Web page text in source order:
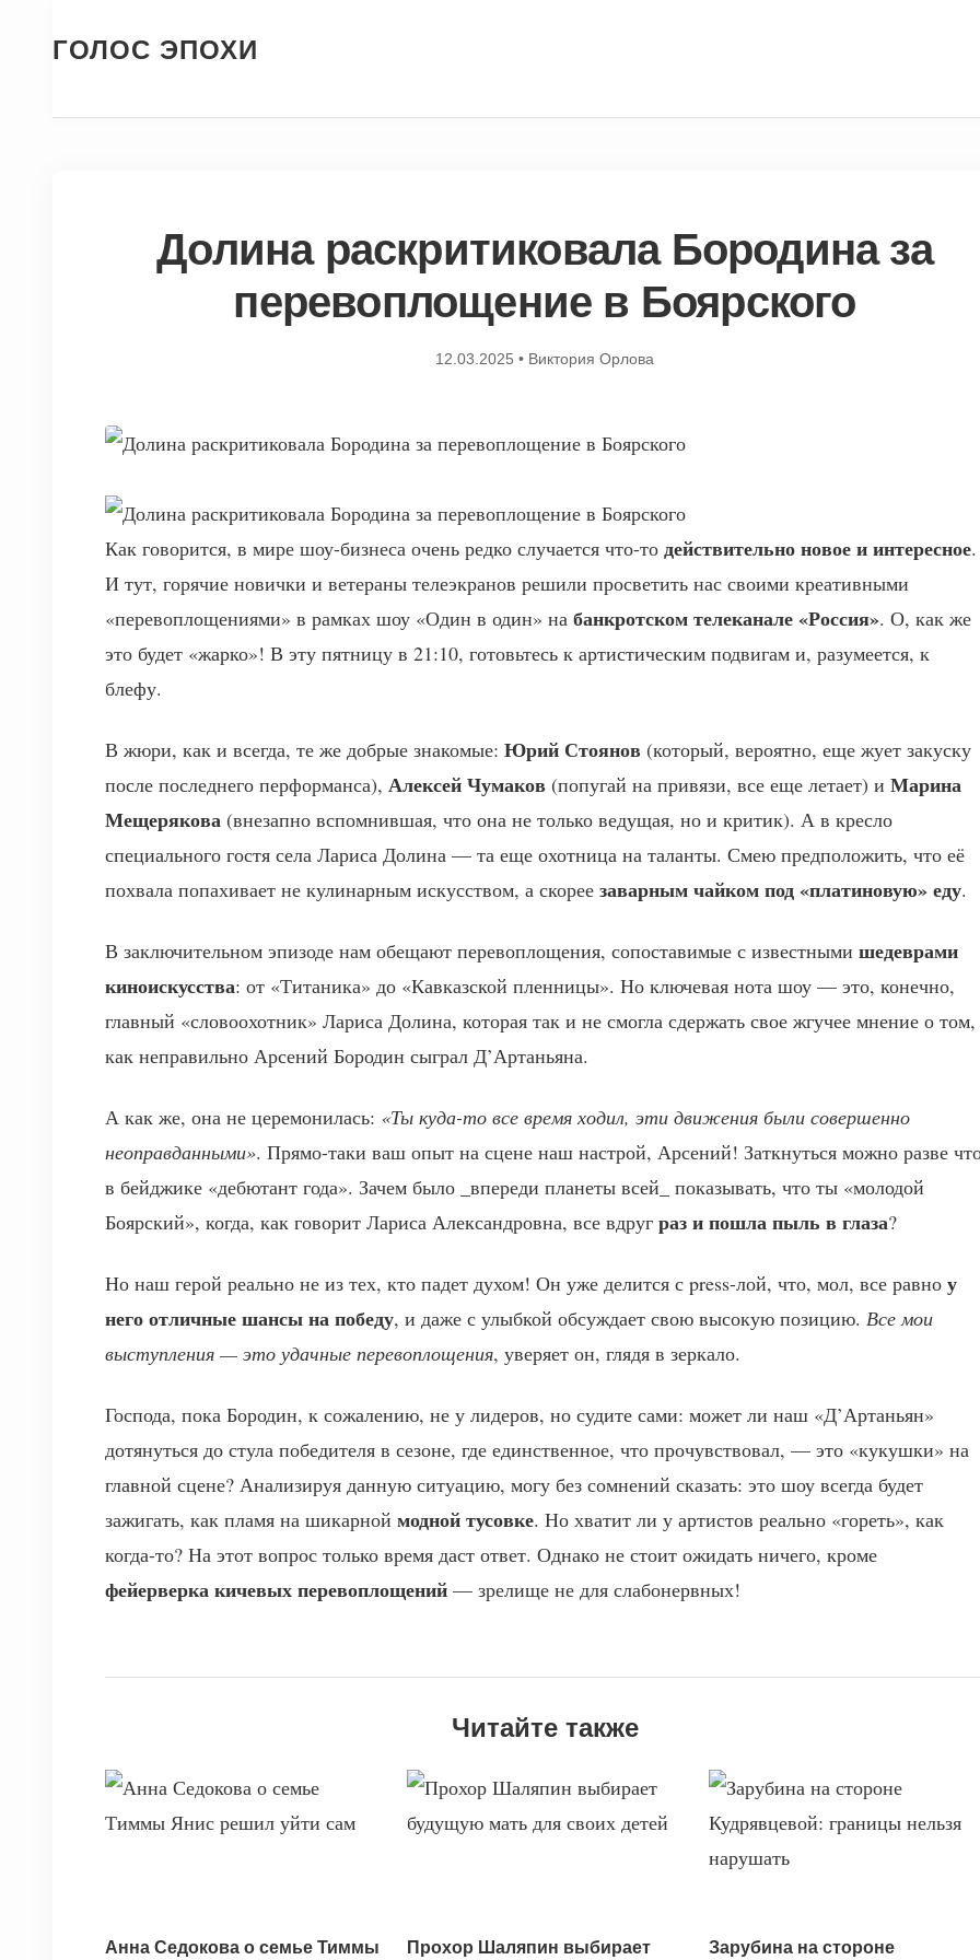
ГОЛОС ЭПОХИ
Долина раскритиковала Бородина за
перевоплощение в Боярского
12.03.2025 • Виктория Орлова
Как говорится, в мире шоу-бизнеса очень редко случается что-то действительно новое и интересное.
И тут, горячие новички и ветераны телеэкранов решили просветить нас своими креативными
«перевоплощениями» в рамках шоу «Один в один» на банкротском телеканале «Россия». О, как же
это будет «жарко»! В эту пятницу в 21:10, готовьтесь к артистическим подвигам и, разумеется, к
блефу.
В жюри, как и всегда, те же добрые знакомые: Юрий Стоянов (который, вероятно, еще жует закуску
после последнего перформанса), Алексей Чумаков (попугай на привязи, все еще летает) и Марина
Мещерякова (внезапно вспомнившая, что она не только ведущая, но и критик). А в кресло
специального гостя села Лариса Долина — та еще охотница на таланты. Смею предположить, что её
похвала попахивает не кулинарным искусством, а скорее заварным чайком под «платиновую» еду.
В заключительном эпизоде нам обещают перевоплощения, сопоставимые с известными шедеврами
киноискусства: от «Титаника» до «Кавказской пленницы». Но ключевая нота шоу — это, конечно,
главный «словоохотник» Лариса Долина, которая так и не смогла сдержать свое жгучее мнение о том,
как неправильно Арсений Бородин сыграл Д’Артаньяна.
А как же, она не церемонилась: «Ты куда-то все время ходил, эти движения были совершенно
неоправданными». Прямо-таки ваш опыт на сцене наш настрой, Арсений! Заткнуться можно разве
в бейджике «дебютант года». Зачем было _впереди планеты всей_ показывать, что ты «молодой
Боярский», когда, как говорит Лариса Александровна, все вдруг раз и пошла пыль в глаза?
Но наш герой реально не из тех, кто падет духом! Он уже делится с press-лой, что, мол, все равно у
него отличные шансы на победу, и даже с улыбкой обсуждает свою высокую позицию. Все мои
выступления — это удачные перевоплощения, уверяет он, глядя в зеркало.
Господа, пока Бородин, к сожалению, не у лидеров, но судите сами: может ли наш «Д’Артаньян»
дотянуться до стула победителя в сезоне, где единственное, что прочувствовал, — это «кукушки» на
главной сцене? Анализируя данную ситуацию, могу без сомнений сказать: это шоу всегда будет
зажигать, как пламя на шикарной модной тусовке. Но хватит ли у артистов реально «гореть», как
когда-то? На этот вопрос только время даст ответ. Однако не стоит ожидать ничего, кроме
фейерверка кичевых перевоплощений — зрелище не для слабонервных!
Читайте также
Анна Седокова о семье Тиммы Прохор Шаляпин выбирает Зарубина на стороне